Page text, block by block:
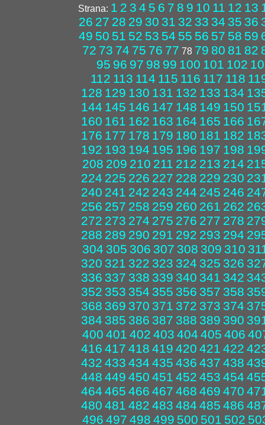
Strana: 1 2 3 4 5 6 7 8 9 10 11 12 13
26 27 28 29 30 31 32 33 34 35 36
49 50 51 52 53 54 55 56 57 58 59
72 73 74 75 76 77 78 79 80 81 82
95 96 97 98 99 100 101 102
112 113 114 115 116 117 118
128 129 130 131 132 133 134
144 145 146 147 148 149 150
160 161 162 163 164 165 166
176 177 178 179 180 181 182
192 193 194 195 196 197 198
208 209 210 211 212 213 214
224 225 226 227 228 229 230
240 241 242 243 244 245 246
256 257 258 259 260 261 262
272 273 274 275 276 277 278
288 289 290 291 292 293 294
304 305 306 307 308 309 310
320 321 322 323 324 325 326
336 337 338 339 340 341 342
352 353 354 355 356 357 358
368 369 370 371 372 373 374
384 385 386 387 388 389 390
400 401 402 403 404 405 406
416 417 418 419 420 421 422
432 433 434 435 436 437 438
448 449 450 451 452 453 454
464 465 466 467 468 469 470
480 481 482 483 484 485 486
496 497 498 499 500 501 502